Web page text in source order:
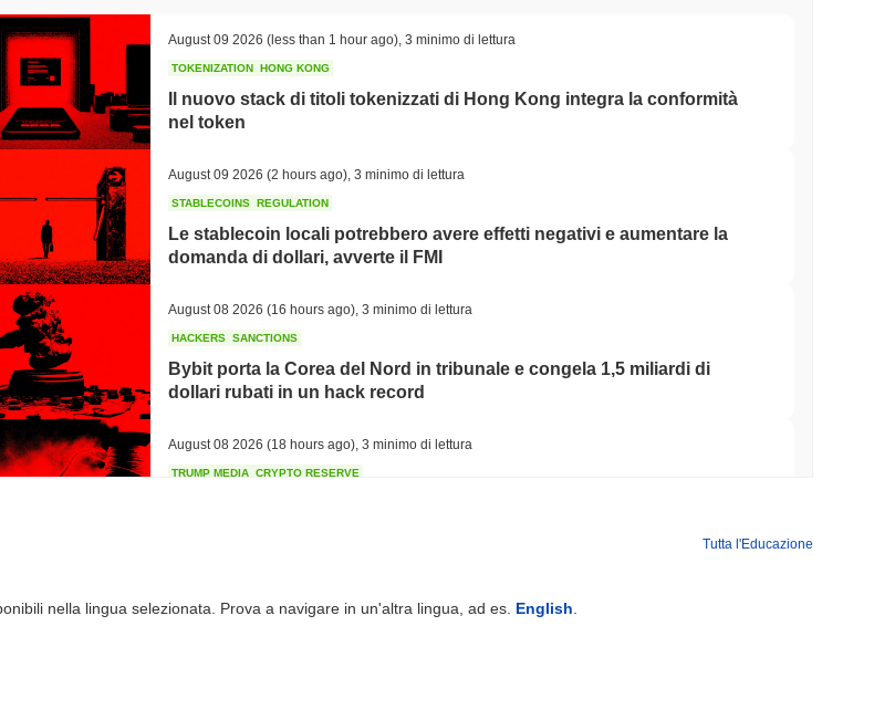
August 09 2026 (less than 1 hour ago) 3 minimo di lettura
TOKENIZATION HONG KONG
Il nuovo stack di titoli tokenizzati di Hong Kong integra la conformità
nel token
August 09 2026 (2 hours ago) 3 minimo di lettura
STABLECOINS REGULATION
Le stablecoin locali potrebbero avere effetti negativi e aumentare la
domanda di dollari, avverte il FMI
August 08 2026 (16 hours ago) 3 minimo di lettura
HACKERS SANCTIONS
Bybit porta la Corea del Nord in tribunale e congela 1,5 miliardi di
dollari rubati in un hack record
August 08 2026 (18 hours ago) 3 minimo di lettura
TRUMP MEDIA CRYPTO RESERVE
STABLECOINS REGULATION
Tutta l'Educazione
nella lingua selezionata. Prova a navigare in un'altra lingua, ad es. English